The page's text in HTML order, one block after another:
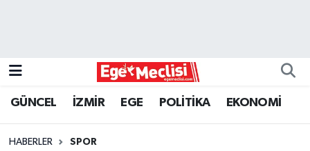
GÜNCEL İZMİR EGE POLİTİKA EKONOMİ
HABERLER SPOR
GÜNCEL